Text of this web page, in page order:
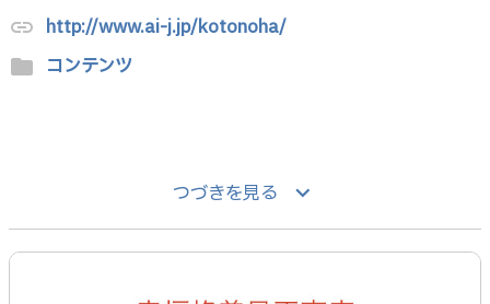
link http://www.ai-j.jp/kotonoha/
folder コンテンツ
つづきを見る keyboard_arrow_down